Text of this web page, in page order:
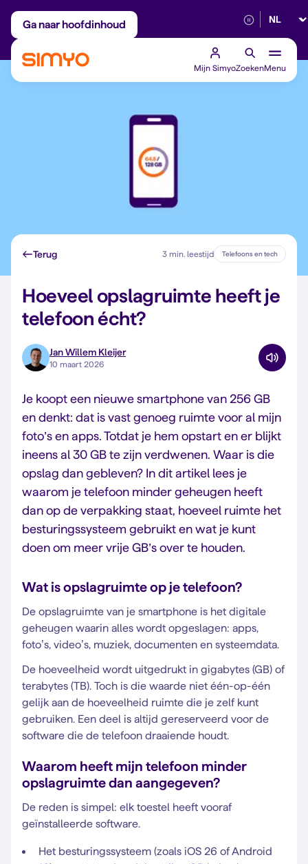
Ga naar hoofdinhoud
Maandelijks aanpasbaar Betrouwbaar
Mijn SimyoZoekenMenu
Terug 3 min. leestijd Telefoons en tech
Hoeveel opslagruimte heeft je
telefoon écht?
Jan Willem Kleijer
10 maart 2026
Je koopt een nieuwe smartphone van 256 GB
en denkt: dat is vast genoeg ruimte voor al mijn
foto’s en apps. Totdat je hem opstart en er blijkt
ineens al 30 GB te zijn verdwenen. Waar is die
opslag dan gebleven? In dit artikel lees je
waarom je telefoon minder geheugen heeft
dan op de verpakking staat, hoeveel ruimte het
besturingssysteem gebruikt en wat je kunt
doen om meer vrije GB’s over te houden.
Wat is opslagruimte op je telefoon?
De opslagruimte van je smartphone is het digitale
geheugen waarin alles wordt opgeslagen: apps,
foto’s, video’s, muziek, documenten en systeemdata.
De hoeveelheid wordt uitgedrukt in gigabytes (GB) of
terabytes (TB). Toch is die waarde niet één-op-één
gelijk aan de hoeveelheid ruimte die je zelf kunt
gebruiken. Een deel is altijd gereserveerd voor de
software die de telefoon draaiende houdt.
Waarom heeft mijn telefoon minder
opslagruimte dan aangegeven?
De reden is simpel: elk toestel heeft vooraf
geïnstalleerde software.
Het besturingssysteem (zoals iOS 26 of Android